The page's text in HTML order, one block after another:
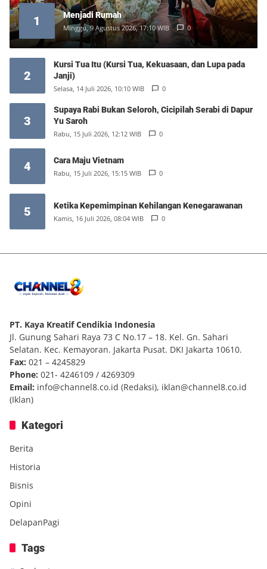
1 Menjadi Rumah
Minggu, 9 Agustus 2026, 17:10 WIB 0
2
Kursi Tua Itu (Kursi Tua, Kekuasaan, dan Lupa pada
Janji)
Selasa, 14 Juli 2026, 10:10 WIB 0
3
Supaya Rabi Bukan Seloroh, Cicipilah Serabi di Dapur
Yu Saroh
Rabu, 15 Juli 2026, 12:12 WIB 0
4 Cara Maju Vietnam
Rabu, 15 Juli 2026, 15:15 WIB 0
5 Ketika Kepemimpinan Kehilangan Kenegarawanan
Kamis, 16 Juli 2026, 08:04 WIB 0
PT. Kaya Kreatif Cendikia Indonesia
Jl. Gunung Sahari Raya 73 C No.17 – 18. Kel. Gn. Sahari
Selatan. Kec. Kemayoran. Jakarta Pusat. DKI Jakarta 10610.
Fax: 021 – 4245829
Phone: 021- 4246109 / 4269309
Email: info@channel8.co.id (Redaksi), iklan@channel8.co.id
(Iklan)
Kategori
Berita
Historia
Bisnis
Opini
DelapanPagi
Tags